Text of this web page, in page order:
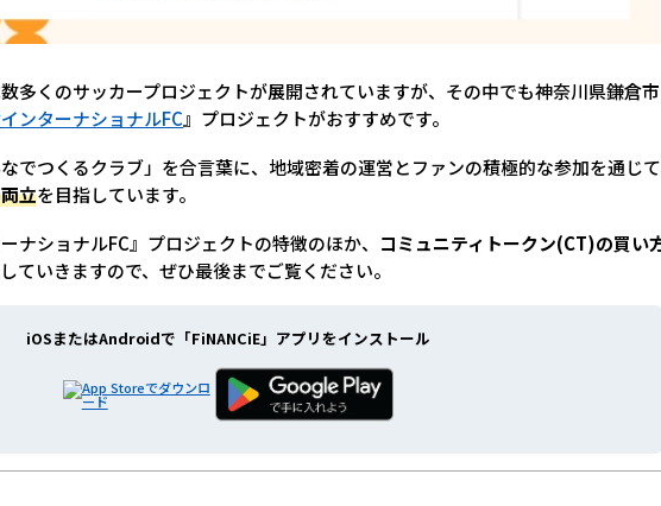
多くのサッカープロジェクトが展開されていますが、その中でも神奈川県鎌倉
ンターナショナルFC』プロジェクトがおすすめです。
でつくるクラブ」を合言葉に、地域密着の運営とファンの積極的な参加を通じ
立を目指しています。
ナショナルFC』プロジェクトの特徴のほか、 コミュニティトークン(CT)の買い
していきますので、ぜひ最後までご覧ください。
iOSまたはAndroidで 「FiNANCiE」アプリをインストール